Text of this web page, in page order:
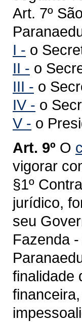
Art. 7º
I - o
II - o
III - o
IV - o
V - o
Art. 9º O
vigorar
§1º
jurídico,
seu
Fazenda
finalidade